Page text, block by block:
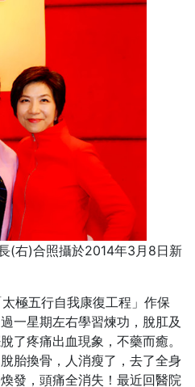
(右)合照攝於2014年3月8日新
極五行自我康復工程」作保
一星期左右學習煉功，脫肛及
了疼痛出血現象，不藥而癒。
胎換骨，人消瘦了，去了全身
發，頭痛全消失！最近回醫院